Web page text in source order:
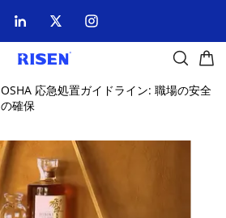
OSHA 応急処置ガイドライン: 職場の安全
の確保